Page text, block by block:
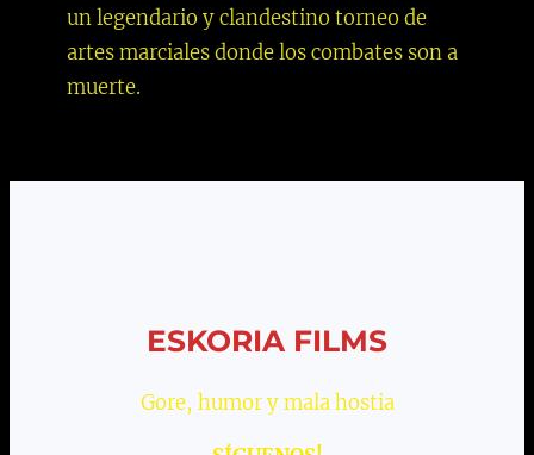
un legendario y clandestino torneo de
artes marciales donde los combates son a
muerte.
ESKORIA FILMS
Gore, humor y mala hostia